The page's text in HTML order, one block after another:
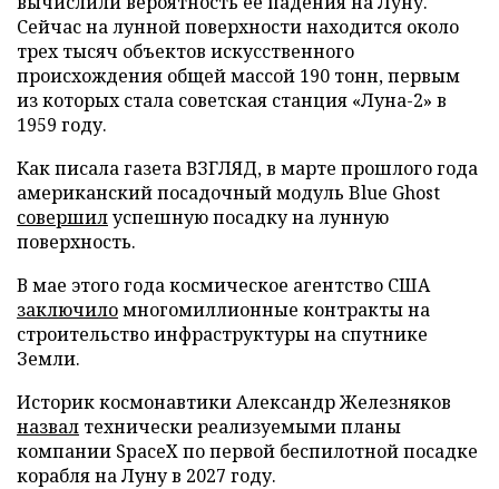
Сейчас на лунной поверхности находится около
трех тысяч объектов искусственного
происхождения общей массой 190 тонн, первым
из которых стала советская станция «Луна-2» в
1959 году.
Как писала газета ВЗГЛЯД, в марте прошлого года
американский посадочный модуль Blue Ghost
совершилуспешную посадку на лунную
поверхность.
В мае этого года космическое агентство США
заключиломногомиллионные контракты на
строительство инфраструктуры на спутнике
Земли.
Историк космонавтики Александр Железняков
назвал технически реализуемыми планы
компании SpaceX по первой беспилотной посадке
корабля на Луну в 2027 году.